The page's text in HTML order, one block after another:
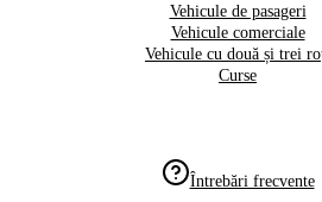
Vehicule de pasageri
Vehicule comerciale
Vehicule cu două și trei
Curse
Întrebări frecvente